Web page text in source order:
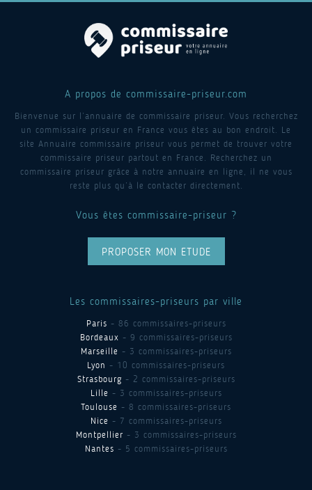
A propos de commissaire-priseur.com
Bienvenue sur l’annuaire de commissaire priseur. Vous recherchez
un commissaire priseur en France vous êtes au bon endroit. Le
site Annuaire commissaire priseur vous permet de trouver votre
commissaire priseur partout en France. Recherchez un
commissaire priseur grâce à notre annuaire en ligne, il ne vous
reste plus qu’à le contacter directement.
Vous êtes commissaire-priseur ?
PROPOSER MON ETUDE
Les commissaires-priseurs par ville
Paris - 86 commissaires-priseurs
Bordeaux - 9 commissaires-priseurs
Marseille - 3 commissaires-priseurs
Lyon - 10 commissaires-priseurs
Strasbourg - 2 commissaires-priseurs
Lille - 3 commissaires-priseurs
Toulouse - 8 commissaires-priseurs
Nice - 7 commissaires-priseurs
Montpellier - 3 commissaires-priseurs
Nantes - 5 commissaires-priseurs